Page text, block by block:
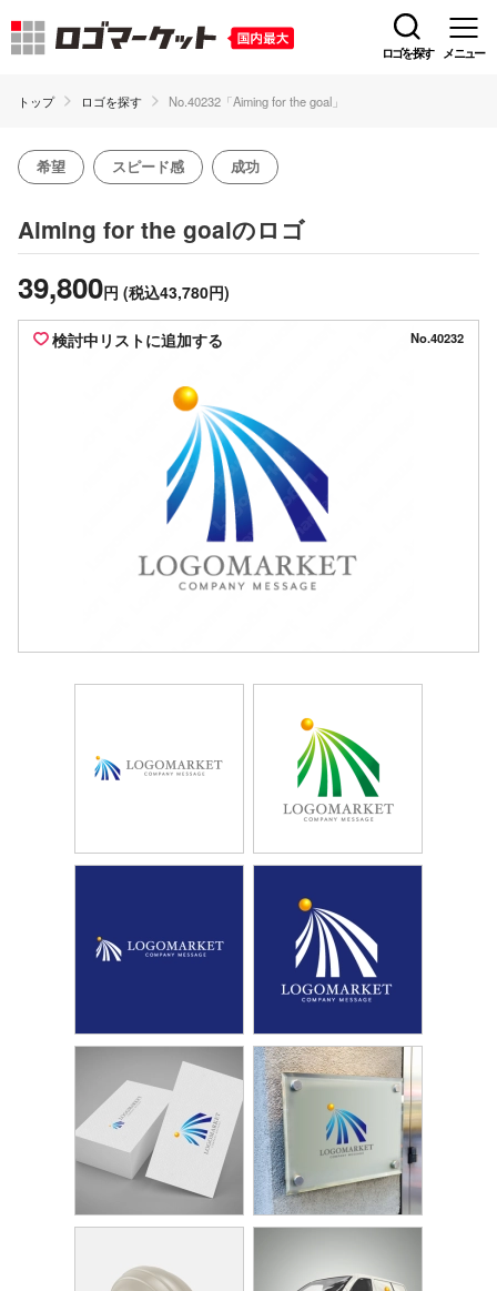
ロゴを探す メニュー
トップ ロゴを探す No.40232「Aiming for the goal」
希望 スピード感 成功
Aiming for the goalのロゴ
39,800円 (税込43,780円)
検討中リストに追加する No.40232